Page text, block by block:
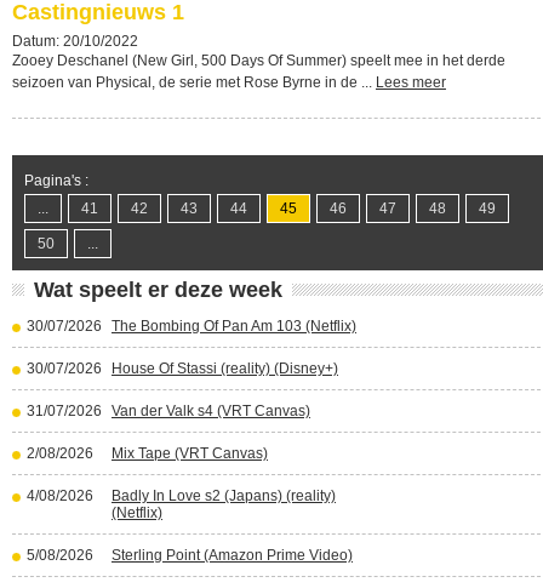
Castingnieuws 1
Datum: 20/10/2022
Zooey Deschanel (New Girl, 500 Days Of Summer) speelt mee in het derde
seizoen van Physical, de serie met Rose Byrne in de ... Lees meer
Pagina's :
...
41 42 43 44 45 46 47 48 49
50 ...
Wat speelt er deze week
30/07/2026 The Bombing Of Pan Am 103 (Netflix)
30/07/2026 House Of Stassi (reality) (Disney+)
31/07/2026 Van der Valk s4 (VRT Canvas)
2/08/2026 Mix Tape (VRT Canvas)
4/08/2026
Badly In Love s2 (Japans) (reality)
(Netflix)
5/08/2026 Sterling Point (Amazon Prime Video)